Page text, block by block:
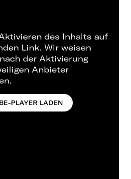
des Inhalts auf
Link. Wir weisen
der Aktivierung
Anbieter
PLAYER LADEN